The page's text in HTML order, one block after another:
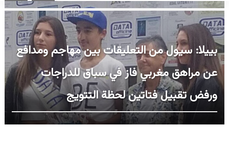
بييلا: سيول من التعليقات بين مهاجم ومدافع
عن مراهق مغربي فاز في سباق للدراجات
ورفض تقبيل فتاتين لحظة التتويج